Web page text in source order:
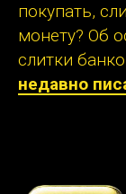
покупать,
монету? Об
слитки
недавно